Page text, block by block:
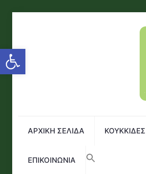
Open toolbar
ΑΡΧΙΚΗ ΣΕΛΙΔΑ
ΕΠΙΚΟΙΝΩΝΙΑ